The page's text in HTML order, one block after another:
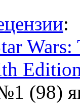
:
(98)